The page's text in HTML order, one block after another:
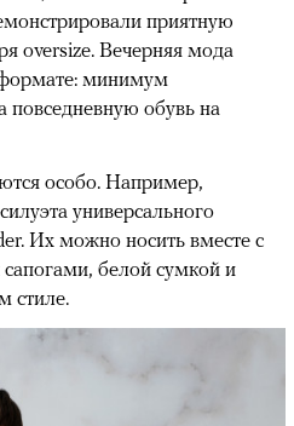
приятную
oversize. Вечерняя мода
минимум
повседневную обувь на
особо. Например,
универсального
Их можно носить вместе с
белой сумкой и
стиле.